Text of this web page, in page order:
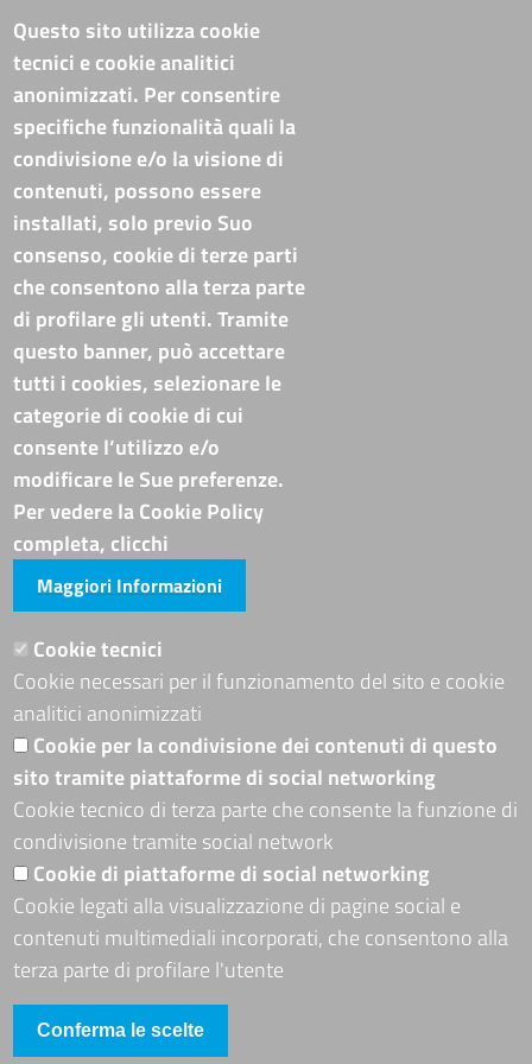
Riferimenti
Sede Legale: Corso XVIII Agosto, 34 - 85100 Potenza
Sede Secondaria: Via Lucana, 82 - 75100 Matera
Tel. Sede Legale: 0971/412111
Tel. Sede Secondaria: 0835/338411
C.F./P.IVA: 02019590765
Codi. univoco ufficio fatt. elettronica: T94M75
cameradicommercio@pec.basilicata.camcom.it
Pubblicità e trasparenza
Amministrazione Trasparente
Albo online
Bandi di concorso
Codice disciplinare e codice di condotta
Avvisi e bandi
Piattaforma TRASPARE E ALBO FORNITORI
Avvisi e atti di altre Amministrazioni
Visite totali al portale: 4011397
Siti tematici
ADRION PROGRAMME
Seguici su
Sito web
Mappa del sito
Accessibilità
Accesso riservato
Questo sito utilizza cookie
tecnici e cookie analitici
anonimizzati. Per consentire
specifiche funzionalità quali la
condivisione e/o la visione di
contenuti, possono essere
installati, solo previo Suo
consenso, cookie di terze parti
che consentono alla terza parte
di profilare gli utenti. Tramite
questo banner, può accettare
tutti i cookies, selezionare le
categorie di cookie di cui
consente l’utilizzo e/o
modificare le Sue preferenze.
Per vedere la Cookie Policy
completa, clicchi
Maggiori Informazioni
Cookie tecnici
Cookie necessari per il funzionamento del sito e cookie
analitici anonimizzati
Cookie per la condivisione dei contenuti di questo
sito tramite piattaforme di social networking
Cookie tecnico di terza parte che consente la funzione di
condivisione tramite social network
Cookie di piattaforme di social networking
Cookie legati alla visualizzazione di pagine social e
contenuti multimediali incorporati, che consentono alla
terza parte di profilare l'utente
Conferma le scelte